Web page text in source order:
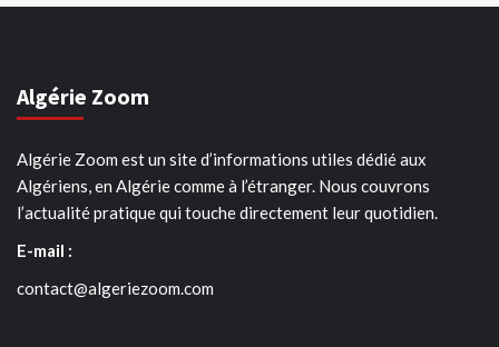
Algérie Zoom
Algérie Zoom est un site d’informations utiles dédié aux
Algériens, en Algérie comme à l’étranger. Nous couvrons
l’actualité pratique qui touche directement leur quotidien.
E-mail :
contact@algeriezoom.com